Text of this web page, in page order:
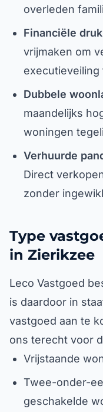
overleden
Financiële
vrijmaken om
Dubbele
maandelijks
woningen
Verhuurde
Direct
zonder
Type
in Zierikzee
Leco Vastgoed
is daardoor in
vastgoed aan te
ons terecht voor
Vrijstaande
Twee-onder-
geschakelde